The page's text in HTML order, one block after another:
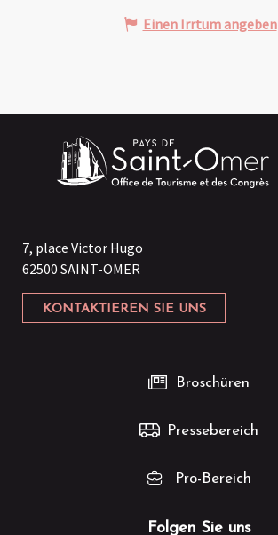
Einen Irrtum angeben
7, place Victor Hugo
62500 SAINT-OMER
KONTAKTIEREN SIE UNS
Folgen Sie uns
Broschüren
Pressebereich
Pro-Bereich